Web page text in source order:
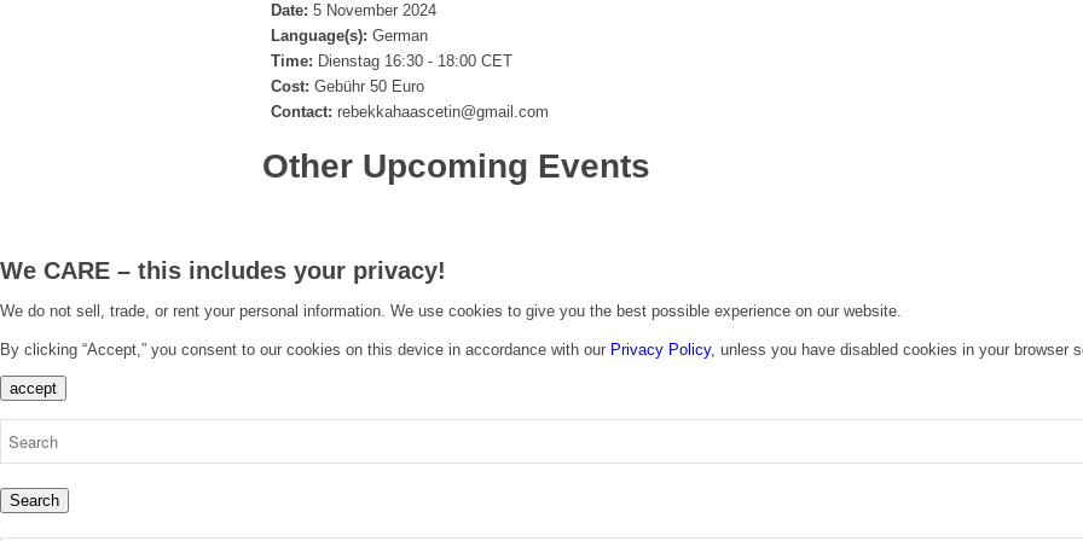
Date: 5 November 2024
Language(s): German
Time: Dienstag 16:30 - 18:00 CET
Cost: Gebühr 50 Euro
Contact: rebekkahaascetin@gmail.com
Other Upcoming Events
We CARE – this includes your privacy!
We do not sell, trade, or rent your personal information. We use cookies to give you the best possible experience on our website.
By clicking “Accept,” you consent to our cookies on this device in accordance with our Privacy Policy, unless you have disabled cookies in your browser
accept
Search